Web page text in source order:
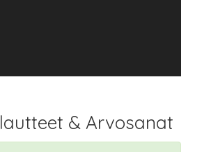
& Arvosanat